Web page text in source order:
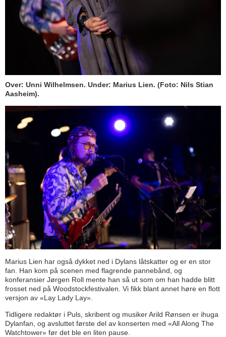
Over: Unni Wilhelmsen. Under: Marius Lien. (Foto: Nils Stian
Aasheim).
Marius Lien har også dykket ned i Dylans låtskatter og er en stor
fan. Han kom på scenen med flagrende pannebånd, og
konferansier Jørgen Roll mente han så ut som om han hadde blitt
frosset ned på Woodstockfestivalen. Vi fikk blant annet høre en flott
versjon av «Lay Lady Lay».
Tidligere redaktør i Puls, skribent og musiker Arild Rønsen er ihuga
Dylanfan, og avsluttet første del av konserten med «All Along The
Watchtower» før det ble en liten pause.